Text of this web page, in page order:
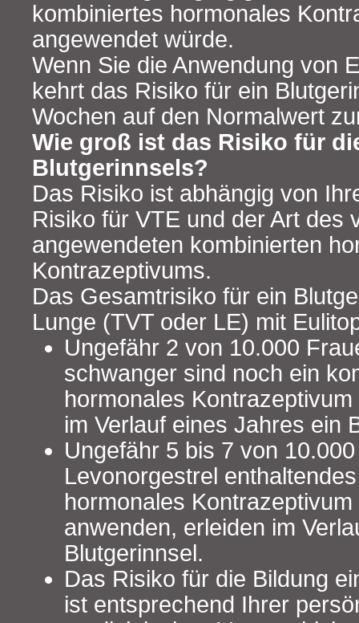
kombiniertes hormonales
angewendet würde.
Wenn Sie die Anwendung von
kehrt das Risiko für ein
Wochen auf den Normalwert
Wie groß ist das Risiko für
Blutgerinnsels?
Das Risiko ist abhängig von
Risiko für VTE und der Art des
angewendeten kombinierten
Kontrazeptivums.
Das Gesamtrisiko für ein
Lunge (TVT oder LE) mit
Ungefähr 2 von 10.000
schwanger sind noch ein
hormonales
im Verlauf eines Jahres ein
Ungefähr 5 bis 7 von
Levonorgestrel
hormonales
anwenden, erleiden im
Blutgerinnsel.
Das Risiko für die Bildung
ist entsprechend Ihrer